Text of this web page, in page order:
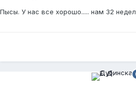
Пысы. У нас все хорошо..... нам 32